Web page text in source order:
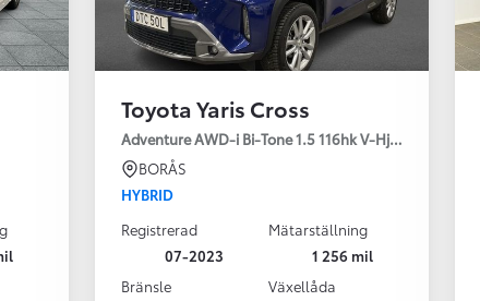
Från 350 900 kr
Från 3 450 kr/mån
Easy Billån
Nya GR GT
The soul lives on
Toyota Yaris Cross
Adventure AWD-i Bi-Tone 1.5 116hk V-Hjul Drag JBL
BORÅS
HYBRID
Registrerad
07-2023
Mätarställning
1 256 mil
Bränsle
Växellåda